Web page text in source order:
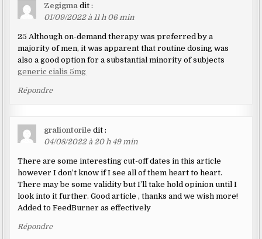
Zegigma dit :
01/09/2022 à 11 h 06 min
25 Although on-demand therapy was preferred by a
majority of men, it was apparent that routine dosing was
also a good option for a substantial minority of subjects
generic cialis 5mg
Répondre
graliontorile dit :
04/08/2022 à 20 h 49 min
There are some interesting cut-off dates in this article
however I don’t know if I see all of them heart to heart.
There may be some validity but I’ll take hold opinion until I
look into it further. Good article , thanks and we wish more!
Added to FeedBurner as effectively
Répondre